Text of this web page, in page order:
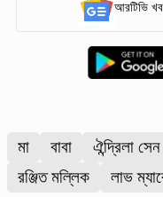
আরটিভি
মা বাবা ঐন্দ্রিলা সেন
রঞ্জিত মল্লিক
লাভ